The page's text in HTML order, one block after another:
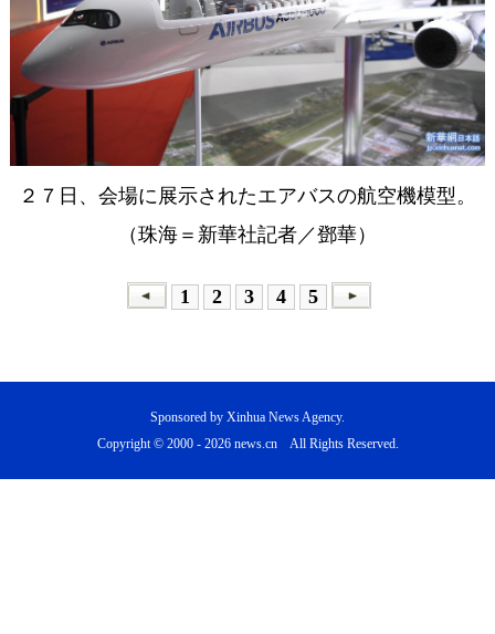
２７日、会場に展示されたエアバスの航空機模型。
（珠海＝新華社記者／鄧華）
1 2 3 4 5
Sponsored by Xinhua News Agency.
Copyright © 2000 - 2026 news.cn All Rights Reserved.